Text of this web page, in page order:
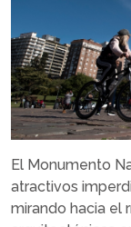
El Monumento
atractivos
mirando hacia el